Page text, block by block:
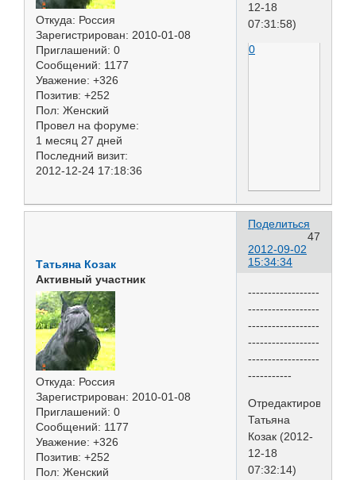
Откуда: Россия
Зарегистрирован: 2010-01-08
Приглашений: 0
Сообщений: 1177
Уважение: +326
Позитив: +252
Пол: Женский
Провел на форуме:
1 месяц 27 дней
Последний визит:
2012-12-24 17:18:36
12-18
07:31:58)
0
Поделиться
47
2012-09-02
15:34:34
Татьяна Козак
Активный участник
Откуда: Россия
Зарегистрирован: 2010-01-08
Приглашений: 0
Сообщений: 1177
Уважение: +326
Позитив: +252
Пол: Женский
------------------
------------------
------------------
------------------
------------------
-----------
Отредактировано
Татьяна
Козак (2012-
12-18
07:32:14)